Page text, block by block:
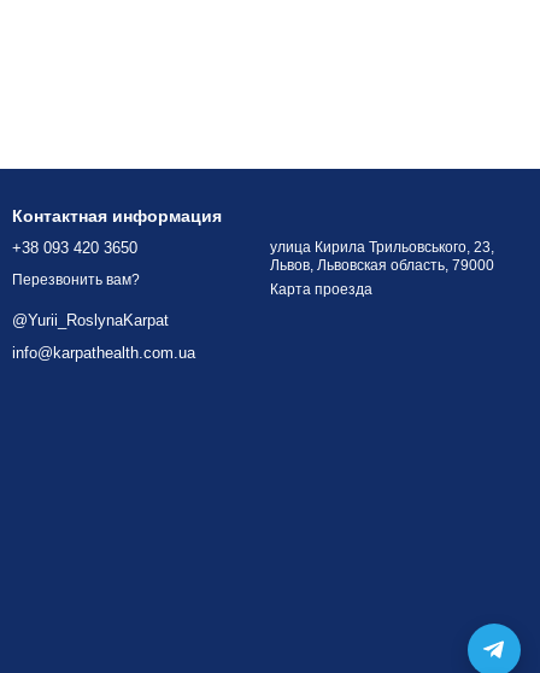
Контактная информация
+38 093 420 3650
Перезвонить вам?
@Yurii_RoslynaKarpat
info@karpathealth.com.ua
улица Кирила Трильовського, 23,
Львов, Львовская область, 79000
Карта проезда